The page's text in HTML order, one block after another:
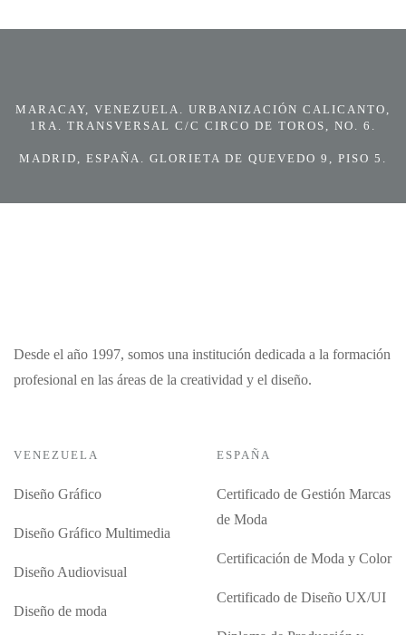
MARACAY, VENEZUELA. URBANIZACIÓN CALICANTO,
1RA. TRANSVERSAL C/C CIRCO DE TOROS, NO. 6.
MADRID, ESPAÑA. GLORIETA DE QUEVEDO 9, PISO 5.
Desde el año 1997, somos una institución dedicada a la formación
profesional en las áreas de la creatividad y el diseño.
VENEZUELA
Diseño Gráfico
Diseño Gráfico Multimedia
Diseño Audiovisual
Diseño de moda
ESPAÑA
Certificado de Gestión Marcas
de Moda
Certificación de Moda y Color
Certificado de Diseño UX/UI